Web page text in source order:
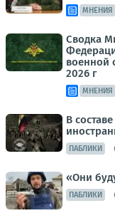
МНЕНИЯ
Сводка
военной
2026 г
МНЕНИЯ
В
ПАБЛИКИ
«Они
ПАБЛИКИ